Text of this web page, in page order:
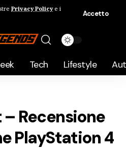
Privacy Policye i
Accetto
Tech Lifestyle
Recensione
PlayStation 4